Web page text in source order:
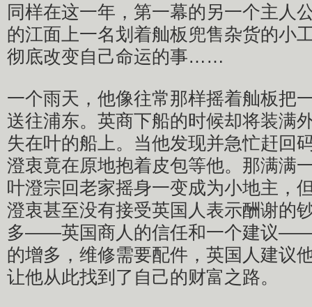
同样在这一年，第一幕的另一个主人
的江面上一名划着舢板兜售杂货的小
彻底改变自己命运的事……
一个雨天，他像往常那样摇着舢板把
送往浦东。英商下船的时候却将装满
失在叶的船上。当他发现并急忙赶回
澄衷竟在原地抱着皮包等他。那满满
叶澄宗回老家摇身一变成为小地主，
澄衷甚至没有接受英国人表示酬谢的
多——英国商人的信任和一个建议——
的增多，维修需要配件，英国人建议
让他从此找到了自己的财富之路。